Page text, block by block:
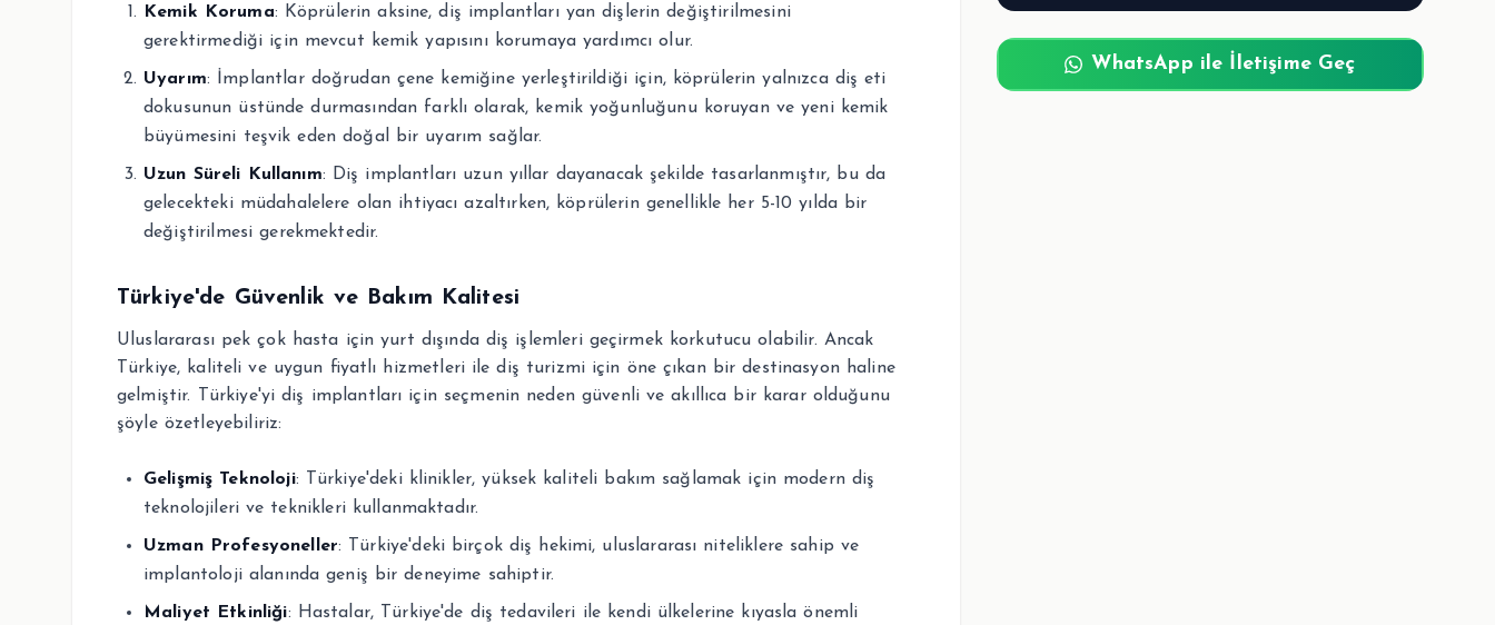
Kemik Koruma: Köprülerin aksine, diş implantları yan dişlerin değiştirilmesini
gerektirmediği için mevcut kemik yapısını korumaya yardımcı olur.
Uyarım: İmplantlar doğrudan çene kemiğine yerleştirildiği için, köprülerin yalnızca diş eti
dokusunun üstünde durmasından farklı olarak, kemik yoğunluğunu koruyan ve yeni kemik
büyümesini teşvik eden doğal bir uyarım sağlar.
Uzun Süreli Kullanım: Diş implantları uzun yıllar dayanacak şekilde tasarlanmıştır, bu da
gelecekteki müdahalelere olan ihtiyacı azaltırken, köprülerin genellikle her 5-10 yılda bir
değiştirilmesi gerekmektedir.
Türkiye'de Güvenlik ve Bakım Kalitesi
Uluslararası pek çok hasta için yurt dışında diş işlemleri geçirmek korkutucu olabilir. Ancak
Türkiye, kaliteli ve uygun fiyatlı hizmetleri ile diş turizmi için öne çıkan bir destinasyon haline
gelmiştir. Türkiye'yi diş implantları için seçmenin neden güvenli ve akıllıca bir karar olduğunu
şöyle özetleyebiliriz:
Gelişmiş Teknoloji: Türkiye'deki klinikler, yüksek kaliteli bakım sağlamak için modern diş
teknolojileri ve teknikleri kullanmaktadır.
Uzman Profesyoneller: Türkiye'deki birçok diş hekimi, uluslararası niteliklere sahip ve
implantoloji alanında geniş bir deneyime sahiptir.
Maliyet Etkinliği: Hastalar, Türkiye'de diş tedavileri ile kendi ülkelerine kıyasla önemli
WhatsApp ile İletişime Geç